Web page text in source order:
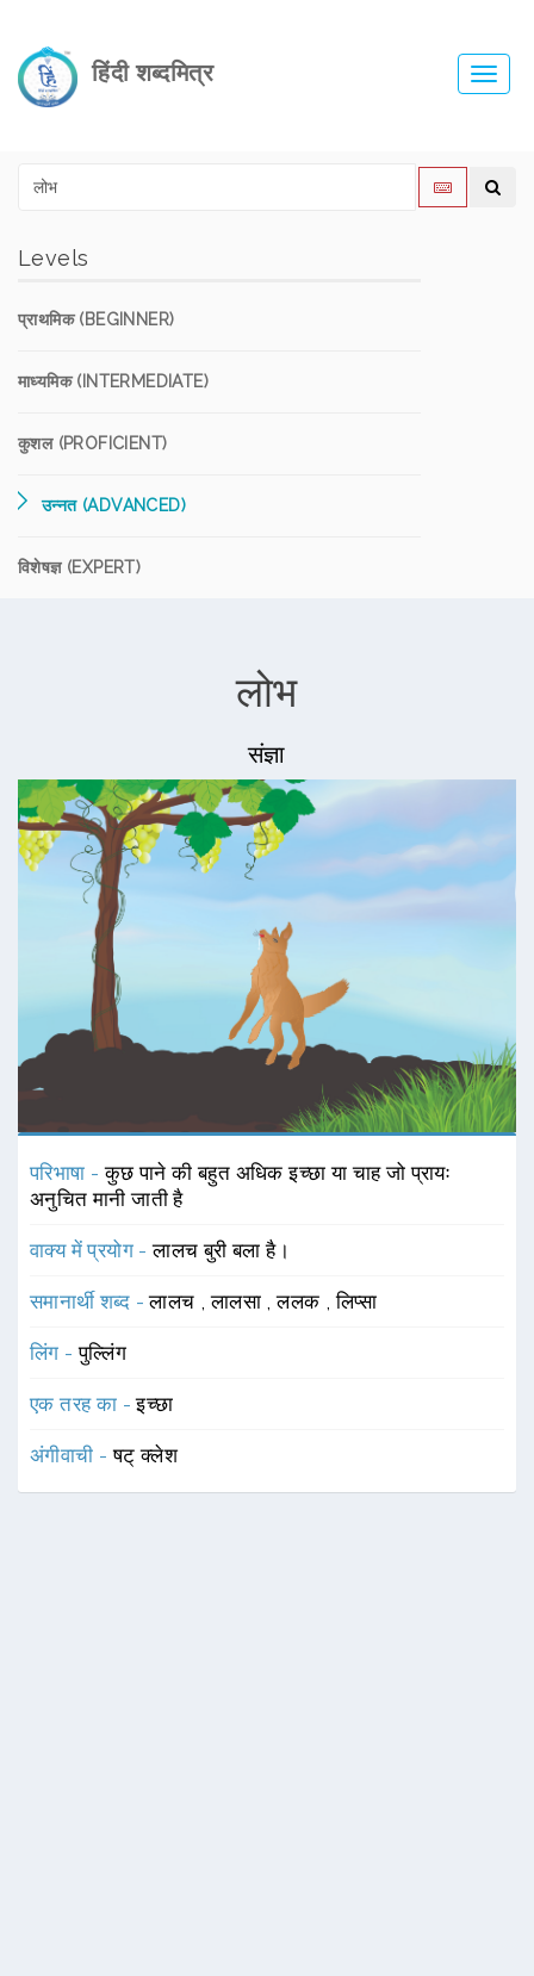
हिंदी शब्दमित्र
Levels
प्राथमिक (BEGINNER)
माध्यमिक (INTERMEDIATE)
कुशल (PROFICIENT)
उन्नत (ADVANCED)
विशेषज्ञ (EXPERT)
लोभ
संज्ञा
परिभाषा -कुछ पाने की बहुत अधिक इच्छा या चाह जो प्रायः
अनुचित मानी जाती है
वाक्य में प्रयोग -लालच बुरी बला है।
समानार्थी शब्द -लालच ,लालसा ,ललक ,लिप्सा
लिंग -पुल्लिंग
एक तरह का -इच्छा
अंगीवाची -षट् क्लेश